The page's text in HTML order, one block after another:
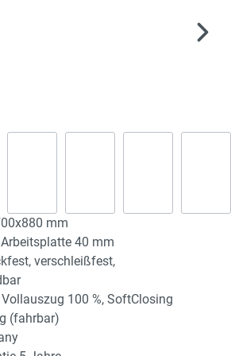
mm
40 mm
verschleißfest,
100 %, SoftClosing
(fahrbar)